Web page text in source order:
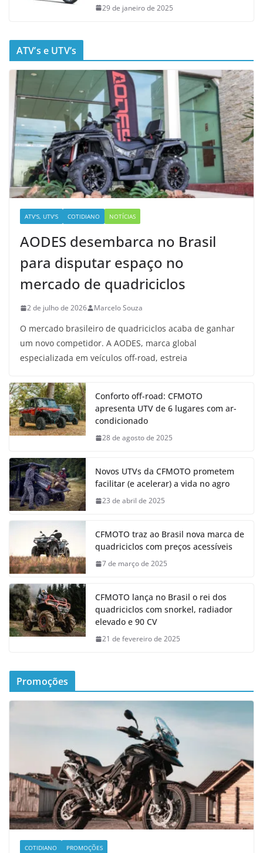
29 de janeiro de 2025
ATV’s e UTV’s
ATV'S, UTV'S COTIDIANO NOTÍCIAS
AODES desembarca no Brasil
para disputar espaço no
mercado de quadriciclos
2 de julho de 2026 Marcelo Souza
O mercado brasileiro de quadriciclos acaba de ganhar
um novo competidor. A AODES, marca global
especializada em veículos off-road, estreia
Conforto off-road: CFMOTO
apresenta UTV de 6 lugares com ar-
condicionado
28 de agosto de 2025
Novos UTVs da CFMOTO prometem
facilitar (e acelerar) a vida no agro
23 de abril de 2025
CFMOTO traz ao Brasil nova marca de
quadriciclos com preços acessíveis
7 de março de 2025
CFMOTO lança no Brasil o rei dos
quadriciclos com snorkel, radiador
elevado e 90 CV
21 de fevereiro de 2025
Promoções
COTIDIANO PROMOÇÕES